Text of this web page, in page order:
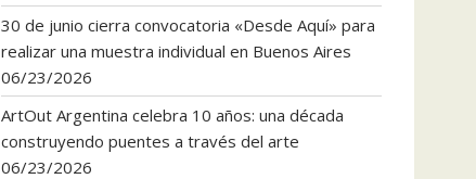
30 de junio cierra convocatoria «Desde Aquí» para
realizar una muestra individual en Buenos Aires
06/23/2026
ArtOut Argentina celebra 10 años: una década
construyendo puentes a través del arte
06/23/2026